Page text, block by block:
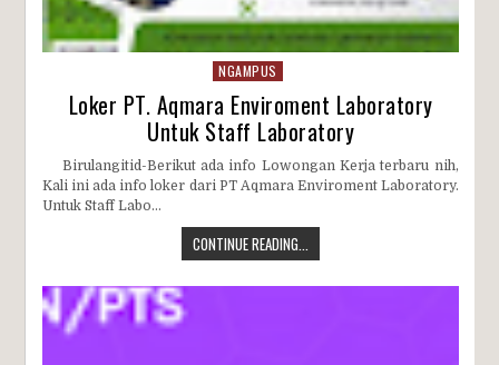
NGAMPUS
Loker PT. Aqmara Enviroment Laboratory
Untuk Staff Laboratory
Birulangitid-Berikut ada info Lowongan Kerja terbaru nih,
Kali ini ada info loker dari PT Aqmara Enviroment Laboratory.
Untuk Staff Labo...
CONTINUE READING...